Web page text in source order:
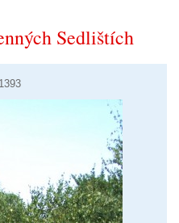
Sedlištích